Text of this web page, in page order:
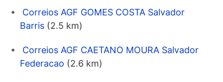
Correios AGF GOMES COSTA Salvador
Barris (2.5 km)
Correios AGF CAETANO MOURA Salvador
Federacao (2.6 km)